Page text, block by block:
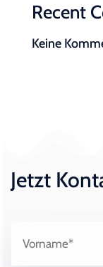
Recent
Keine
Jetzt